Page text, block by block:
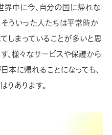
界中に今、自分の国に帰れな
ういった人たちは平常時か
しまっていることが多いと思
、様々なサービスや保護から
本に帰れることになっても、
あります。